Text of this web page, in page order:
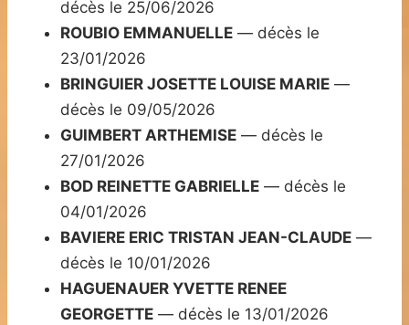
décès le 25/06/2026
ROUBIO EMMANUELLE — décès le
23/01/2026
BRINGUIER JOSETTE LOUISE MARIE —
décès le 09/05/2026
GUIMBERT ARTHEMISE — décès le
27/01/2026
BOD REINETTE GABRIELLE — décès le
04/01/2026
BAVIERE ERIC TRISTAN JEAN-CLAUDE —
décès le 10/01/2026
HAGUENAUER YVETTE RENEE
GEORGETTE — décès le 13/01/2026